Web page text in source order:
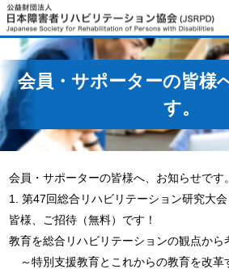
このページの本文へ移
会員・サポーターの皆様
す。
会員・サポーターの皆様へ、お知らせです。
1. 第47回総合リハビリテーション研究大
皆様、ご招待（無料）です！
教育を総合リハビリテーションの観点から
～特別支援教育とこれからの教育を改革